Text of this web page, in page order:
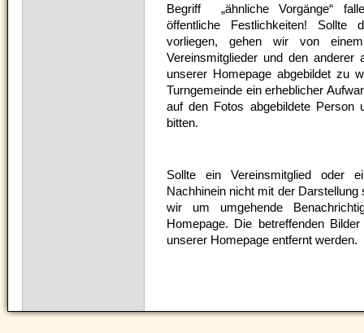
Begriff „ähnliche Vorgänge“
öffentliche Festlichkeiten! Sollte
vorliegen, gehen wir von
Vereinsmitglieder und den
unserer Homepage abgebildet zu
Turngemeinde ein erheblicher
auf den Fotos abgebildete Person
bitten.
Sollte ein Vereinsmitglied oder
Nachhinein nicht mit der
wir um umgehende
Homepage. Die betreffenden
unserer Homepage entfernt werden.
Navigation